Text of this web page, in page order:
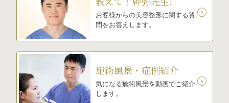
お客様からの美容整形に関する質
問をお答えします。
施術風景・症例紹介
気になる施術風景を動画でご紹介
します。